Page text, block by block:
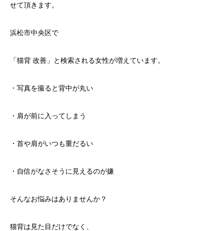
せて頂きます。
浜松市中央区で
「猫背 改善」と検索される女性が増えています。
・写真を撮ると背中が丸い
・肩が前に入ってしまう
・首や肩がいつも重だるい
・自信がなさそうに見えるのが嫌
そんなお悩みはありませんか？
猫背は見た目だけでなく、